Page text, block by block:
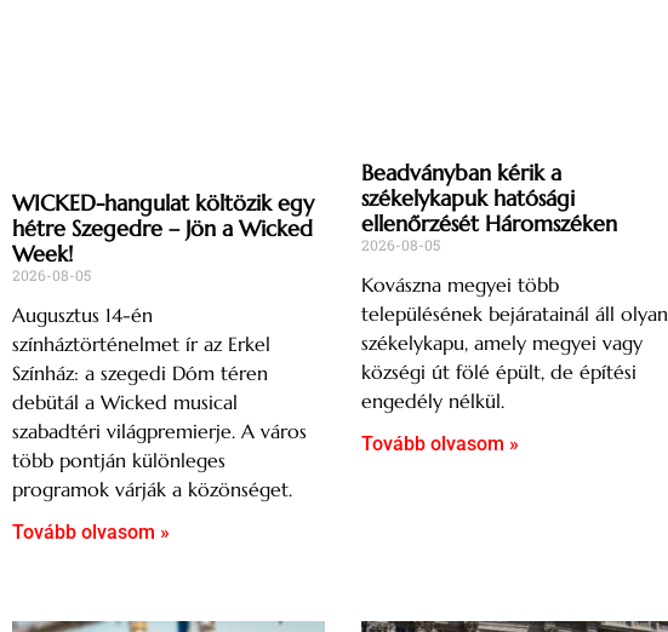
WICKED-hangulat költözik egy
hétre Szegedre – Jön a Wicked
Week!
2026-08-05
Augusztus 14-én
színháztörténelmet ír az Erkel
Színház: a szegedi Dóm téren
debütál a Wicked musical
szabadtéri világpremierje. A város
több pontján különleges
programok várják a közönséget.
Tovább olvasom »
Beadványban kérik a
székelykapuk hatósági
ellenőrzését Háromszéken
2026-08-05
Kovászna megyei több
településének bejáratainál áll olyan
székelykapu, amely megyei vagy
községi út fölé épült, de építési
engedély nélkül.
Tovább olvasom »